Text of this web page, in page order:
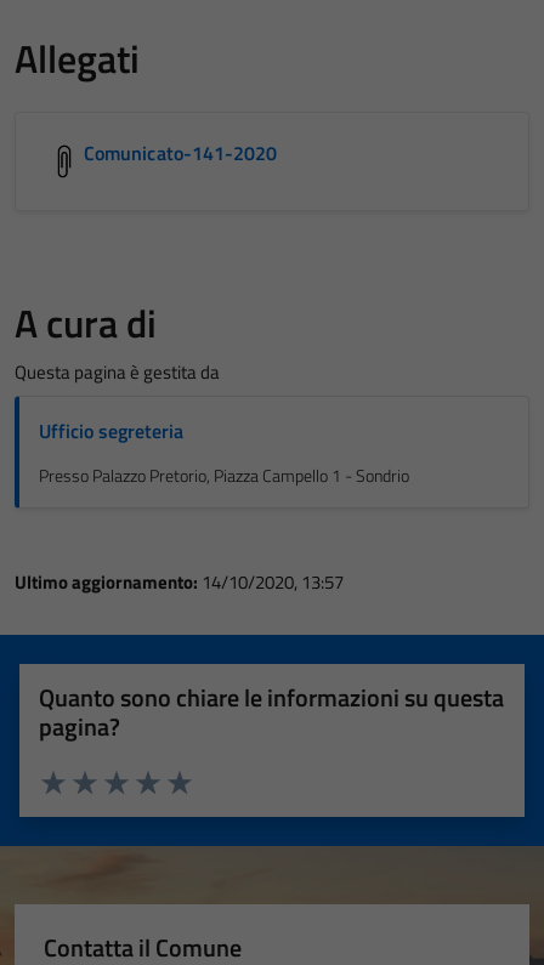
Allegati
Comunicato-141-2020
A cura di
Questa pagina è gestita da
Ufficio segreteria
Presso Palazzo Pretorio, Piazza Campello 1 - Sondrio
Ultimo aggiornamento: 14/10/2020, 13:57
Quanto sono chiare le informazioni su questa
pagina?
Valuta 5 stelle su 5
Valuta 4 stelle su 5
Valuta 3 stelle su 5
Valuta 2 stelle su 5
Valuta 1 stelle su 5
Contatta il Comune